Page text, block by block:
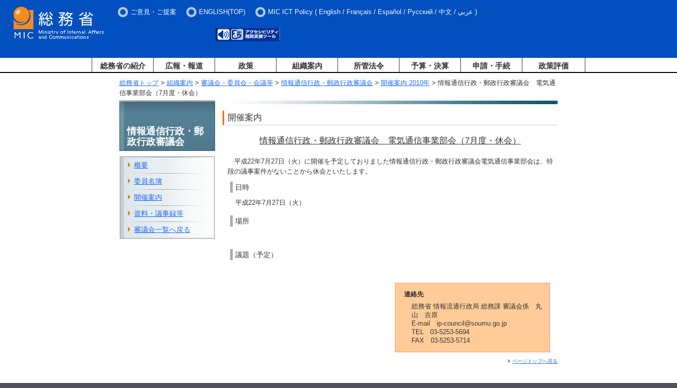
ご意見・ご提案 ENGLISH(TOP) MIC ICT Policy ( English / Français / Español / Русский / 中文 / عربي )
総務省の紹介 広報・報道 政策 組織案内 所管法令 予算・決算 申請・手続 政策評価
総務省トップ> 組織案内 > 審議会・委員会・会議等 >情報通信行政・郵政行政審議会 > 開催案内 2010年 > 情報通信行政・郵政行政審議会 電気通
信事業部会（7月度・休会）
開催案内
情報通信行政・郵政行政審議会 電気通信事業部会（7月度・休会）
平成22年7月27日（火）に開催を予定しておりました情報通信行政・郵政行政審議会電気通信事業部会は、特
段の議事案件がないことから休会といたします。
日時
平成22年7月27日（火）
場所
議題（予定）
連絡先
総務省 情報流通行政局 総務課 審議会係 丸
山 吉原
E-mail ip-council@soumu.go.jp
TEL 03-5253-5694
FAX 03-5253-5714
ページトップへ戻る
情報通信行政・郵
政行政審議会
概要
委員名簿
開催案内
資料・議事録等
審議会一覧へ戻る